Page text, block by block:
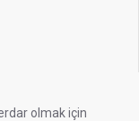
olmak için